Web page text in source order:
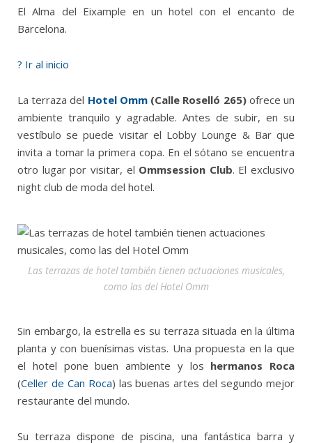
El Alma del Eixample en un hotel con el encanto de
Barcelona.
? Ir al inicio
La terraza del Hotel Omm (Calle Roselló 265)ofrece un
ambiente tranquilo y agradable. Antes de subir, en su
vestíbulo se puede visitar el Lobby Lounge & Bar que
invita a tomar la primera copa. En el sótano se encuentra
otro lugar por visitar, el Ommsession Club. El exclusivo
night club de moda del hotel.
Las terrazas de hotel también tienen actuaciones musicales,
como las del Hotel Omm
Sin embargo, la estrella es su terraza situada en la última
planta y con buenísimas vistas. Una propuesta en la que
el hotel pone buen ambiente y los hermanos Roca
(Celler de Can Roca) las buenas artes del segundo mejor
restaurante del mundo.
Su terraza dispone de piscina, una fantástica barra y